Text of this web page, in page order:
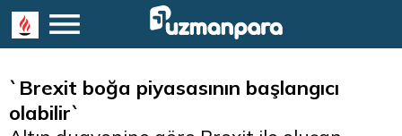
`Brexit boğa piyasasının başlangıcı
olabilir`